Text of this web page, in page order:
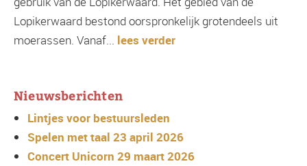
Nieuwsberichten
Lintjes voor bestuursleden
Spelen met taal 23 april 2026
Concert Unicorn 29 maart 2026
Lopikerwaard bestond oorspronkelijk grotendeels uit
moerassen. Vanaf... lees verder